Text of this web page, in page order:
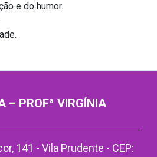
e do humor.
– PROFª VIRGÍNIA
141 - Vila Prudente - CEP: